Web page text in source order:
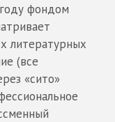
фондом
литературных
(все
«сито»